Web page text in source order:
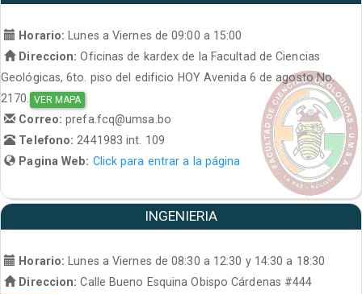
Horario: Lunes a Viernes de 09:00 a 15:00
Direccion: Oficinas de kardex de la Facultad de Ciencias
Geológicas, 6to. piso del edificio HOY Avenida 6 de agosto No.
2170. VER MAPA
Correo:prefa.fcq@umsa.bo
Telefono:2441983 int. 109
Pagina Web: Click para entrar a la página
INGENIERIA
Horario:
Lunes a Viernes de 08:30 a 12:30 y 14:30 a 18:30
Direccion: Calle Bueno Esquina Obispo Cárdenas #444